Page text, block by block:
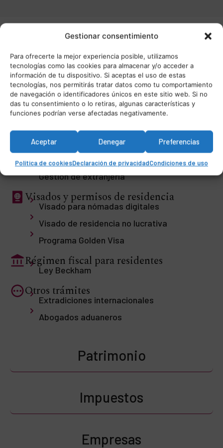
Gestionar consentimiento
Para ofrecerte la mejor experiencia posible, utilizamos
tecnologías como las cookies para almacenar y/o acceder a
información de tu dispositivo. Si aceptas el uso de estas
tecnologías, nos permitirás tratar datos como tu comportamiento
de navegación o identificadores únicos en este sitio web. Si no
das tu consentimiento o lo retiras, algunas características y
funciones podrían verse afectadas negativamente.
Aceptar Denegar Preferencias
Política de cookiesDeclaración de privacidadCondiciones de uso
Nuestros servicios jurídicos
Extranjería
Patrimonio
Impuestos
Empresas
Llegada a España
Asesoramiento para establecerse en
España
Gestión de extranjería
Visados y permisos de residencia
Visado para nómadas digitales
Visado de residencia no lucrativa
Programa Golden Visa
Régimen fiscal para residentes
Ley Beckham
Otros trámites
Extradiciones internacionales
Abogados aduaneros